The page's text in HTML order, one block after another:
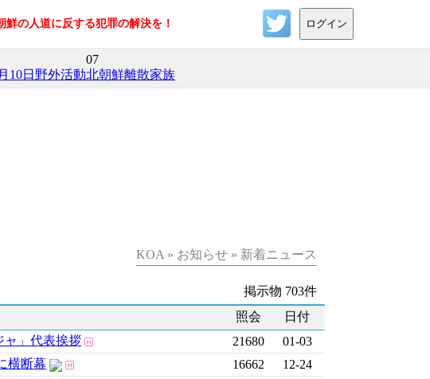
の人道に反する犯罪の解決を！ ログイン
10日野外活動
07
北朝鮮離散家族
KOA » お知らせ » 新着ニュース
掲示物 703件
照会
日付
ャ」代表挨拶 21680
01-03
横断幕 16662
12-24